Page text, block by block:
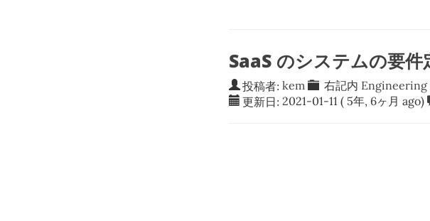
SaaS のシステムの要
投稿者: kem 右記内 Engineering
更新日: 2021-01-11 ( 5年, 6ヶ月 ago)